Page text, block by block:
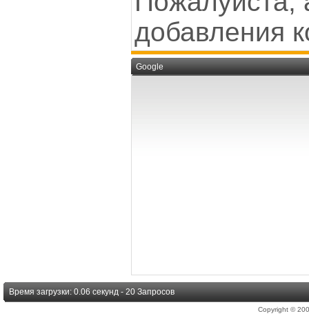
добавления
Google
Время загрузки: 0.06 секунд - 20 Запросов
Copyright ©